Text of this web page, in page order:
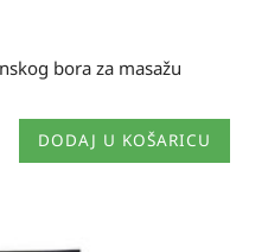
bora za masažu
DODAJ U KOŠARICU